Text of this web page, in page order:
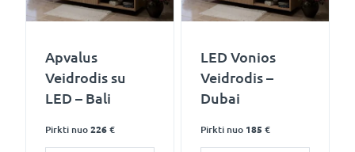
Apvalus
Veidrodis su
LED – Bali
Pirkti nuo 226 €
LED Vonios
Veidrodis –
Dubai
Pirkti nuo 185 €